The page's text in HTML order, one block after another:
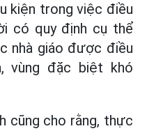
kiện trong việc điều
có quy định cụ thể
nhà giáo được điều
vùng đặc biệt khó
cũng cho rằng, thực